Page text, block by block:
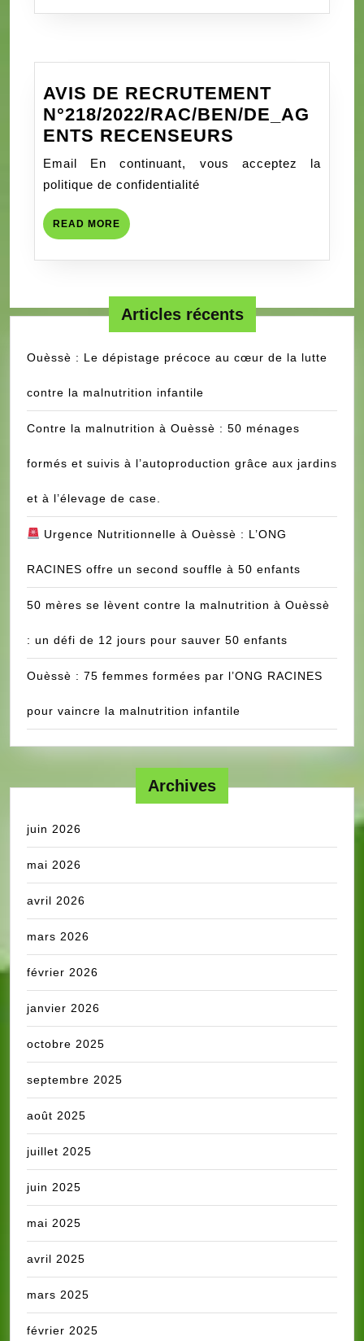
nouveaux
pour
le
département
des
Collines
AVIS DE RECRUTEMENT
N°218/2022/RAC/BEN/DE_AG
ENTS RECENSEURS
Email En continuant, vous acceptez la
politique de confidentialité
READ MORE READ
MORE
Articles récents
Ouèssè : Le dépistage précoce au cœur de la lutte
contre la malnutrition infantile
Contre la malnutrition à Ouèssè : 50 ménages
formés et suivis à l’autoproduction grâce aux jardins
et à l’élevage de case.
Urgence Nutritionnelle à Ouèssè : L’ONG
RACINES offre un second souffle à 50 enfants
50 mères se lèvent contre la malnutrition à Ouèssè
: un défi de 12 jours pour sauver 50 enfants
Ouèssè : 75 femmes formées par l’ONG RACINES
pour vaincre la malnutrition infantile
Archives
juin 2026
mai 2026
avril 2026
mars 2026
février 2026
janvier 2026
octobre 2025
septembre 2025
août 2025
juillet 2025
juin 2025
mai 2025
avril 2025
mars 2025
février 2025